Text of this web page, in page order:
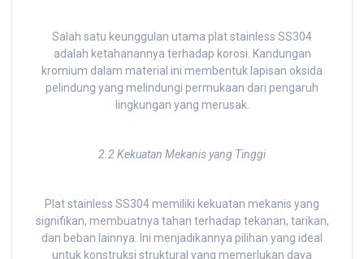
Salah satu keunggulan utama plat stainless SS304
adalah ketahanannya terhadap korosi. Kandungan
kromium dalam material ini membentuk lapisan oksida
pelindung yang melindungi permukaan dari pengaruh
lingkungan yang merusak.
2.2 Kekuatan Mekanis yang Tinggi
Plat stainless SS304 memiliki kekuatan mekanis yang
signifikan, membuatnya tahan terhadap tekanan, tarikan,
dan beban lainnya. Ini menjadikannya pilihan yang ideal
untuk konstruksi struktural yang memerlukan daya